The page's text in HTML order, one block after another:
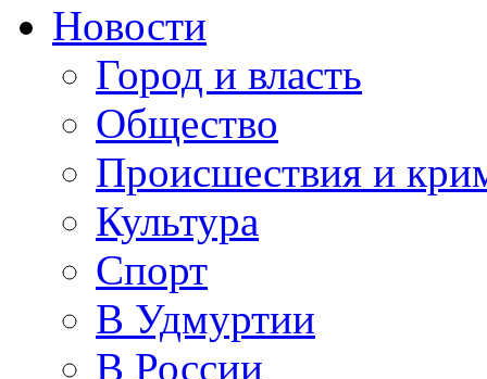
Новости
Город и власть
Общество
Происшествия и
Культура
Спорт
В Удмуртии
В России